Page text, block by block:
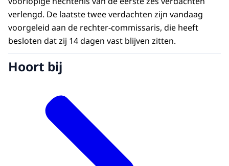
verlengd. De laatste twee verdachten zijn vandaag
voorgeleid aan de rechter-commissaris, die heeft
besloten dat zij 14 dagen vast blijven zitten.
Hoort bij